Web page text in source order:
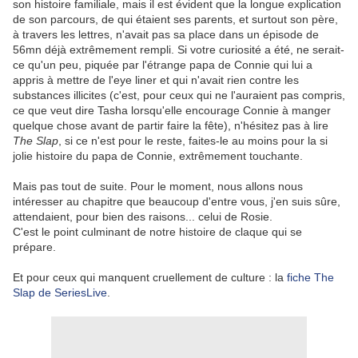
son histoire familiale, mais il est évident que la longue explication
de son parcours, de qui étaient ses parents, et surtout son père,
à travers les lettres, n'avait pas sa place dans un épisode de
56mn déjà extrêmement rempli. Si votre curiosité a été, ne serait-
ce qu'un peu, piquée par l'étrange papa de Connie qui lui a
appris à mettre de l'eye liner et qui n'avait rien contre les
substances illicites (c'est, pour ceux qui ne l'auraient pas compris,
ce que veut dire Tasha lorsqu'elle encourage Connie à manger
quelque chose avant de partir faire la fête), n'hésitez pas à lire
The Slap , si ce n'est pour le reste, faites-le au moins pour la si
jolie histoire du papa de Connie, extrêmement touchante.
Mais pas tout de suite. Pour le moment, nous allons nous
intéresser au chapitre que beaucoup d'entre vous, j'en suis sûre,
attendaient, pour bien des raisons... celui de Rosie.
C'est le point culminant de notre histoire de claque qui se
prépare.
Et pour ceux qui manquent cruellement de culture : la fiche The
Slap de SeriesLive